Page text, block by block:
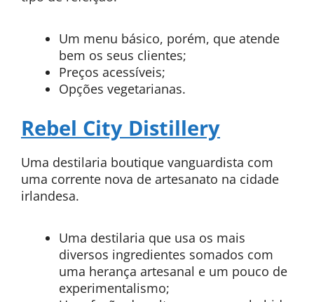
Um menu básico, porém, que atende
bem os seus clientes;
Preços acessíveis;
Opções vegetarianas.
Rebel City Distillery
Uma destilaria boutique vanguardista com
uma corrente nova de artesanato na cidade
irlandesa.
Uma destilaria que usa os mais
diversos ingredientes somados com
uma herança artesanal e um pouco de
experimentalismo;